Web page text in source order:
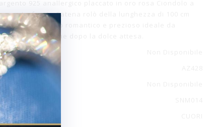
traforate Catena rolò della lunghezza di 100 cm
Accessorio romantico e prezioso ideale da
sia durante che dopo la dolce attesa.